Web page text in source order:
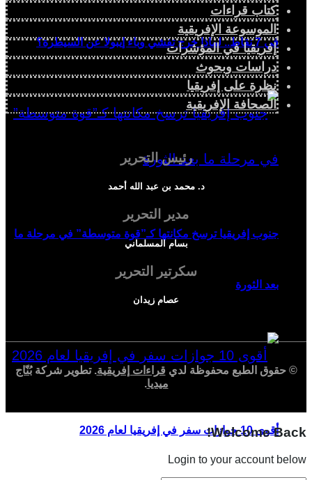
في 7 نقاط.. لماذا خرج تفشي وباء إيبولا عن السيطرة؟
جنوب إفريقيا ترسخ مكانتها كـ”قوة متوسطة” في مرحلة ما
بعد الثورة
أقوى 10 جوازات سفر في إفريقيا لعام 2026
كتاب قراءات
الموسوعة الإفريقية
إفريقيا في المؤشرات
دراسات وبحوث
نظرة على إفريقيا
الصحافة الإفريقية
رئيس التحرير
د. محمد بن عبد الله أحمد
مدير التحرير
بسام المسلماني
سكرتير التحرير
عصام زيدان
© حقوق الطبع محفوظة لدي قراءات إفريقية. تطوير شركةبُنّاج
ميديا.
Welcome Back!
Login to your account below